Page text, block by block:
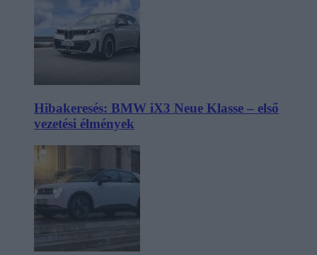
Hibakeresés: BMW iX3 Neue Klasse – első
vezetési élmények